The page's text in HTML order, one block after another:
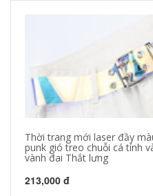
Thời trang mới laser đầy
punk gió treo chuỗi cá tính
vành đai Thắt lưng
213,000 đ